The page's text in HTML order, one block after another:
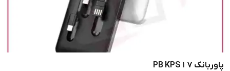
پاوربانک PB KPS17